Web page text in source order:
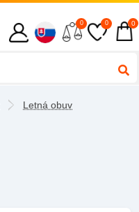
0 0 0
Letná obuv